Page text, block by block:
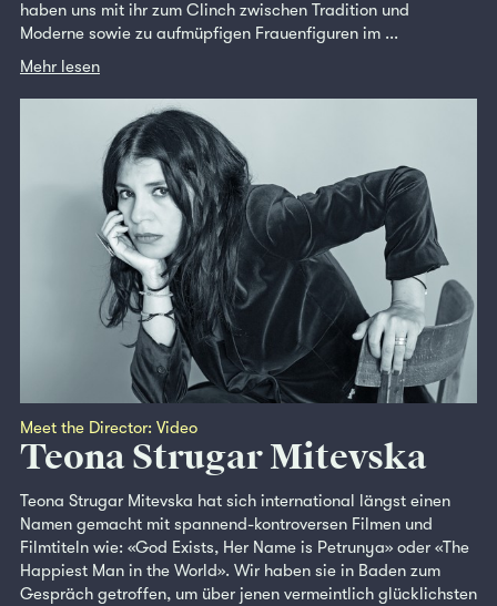
haben uns mit ihr zum Clinch zwischen Tradition und
Moderne sowie zu aufmüpfigen Frauenfiguren im ...
Mehr lesen
Meet the Director: Video
Teona Strugar Mitevska
Teona Strugar Mitevska hat sich international längst einen
Namen gemacht mit spannend-kontroversen Filmen und
Filmtiteln wie: «God Exists, Her Name is Petrunya» oder «The
Happiest Man in the World». Wir haben sie in Baden zum
Gespräch getroffen, um über jenen vermeintlich glücklichsten